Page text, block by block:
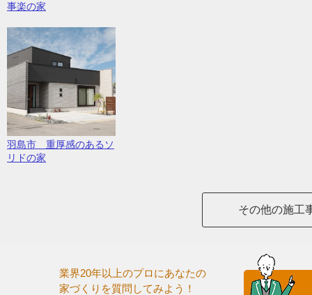
事楽の家
羽島市 重厚感のあるソ
リドの家
その他の施工
業界20年以上のプロにあなたの
家づくりを質問してみよう！